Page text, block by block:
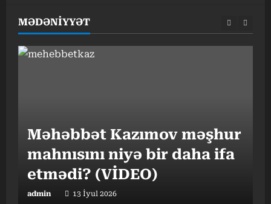
MƏDƏNİYYƏT
Məhəbbət Kazımov məşhur
mahnısını niyə bir daha ifa
etmədi? (VİDEO)
admin 13 İyul 2026